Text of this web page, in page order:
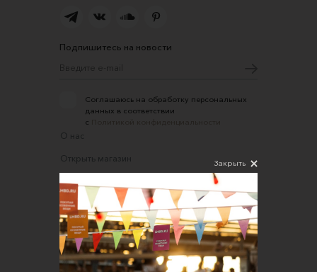
Подпишитесь на новости
Соглашаюсь на обработку персональных
данных в соответствии
с
О нас
Открыть магазин
Участие в офлайн-маркете
FAQ
Требования к фотографиям
Обратная связь
Закрыть